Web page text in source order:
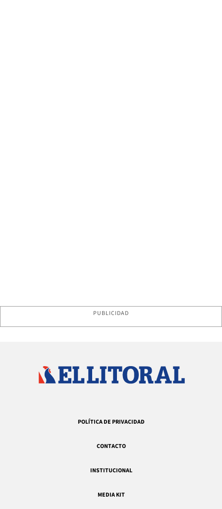
PUBLICIDAD
POLÍTICA DE PRIVACIDAD
CONTACTO
INSTITUCIONAL
MEDIA KIT